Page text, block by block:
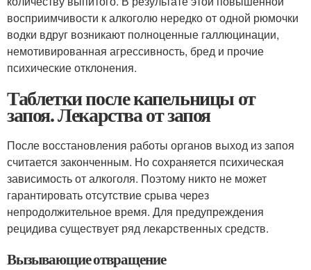
восприимчивости к алкоголю нередко от одной рюмочки
водки вдруг возникают полноценные галлюцинации,
немотивированная агрессивность, бред и прочие
психические отклонения.
Таблетки после капельницы от
запоя. Лекарства от запоя
После восстановления работы органов выход из запоя
считается законченным. Но сохраняется психическая
зависимость от алкоголя. Поэтому никто не может
гарантировать отсутствие срыва через
непродолжительное время. Для предупреждения
рецидива существует ряд лекарственных средств.
Вызывающие отвращение